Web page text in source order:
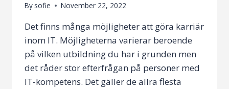
By sofie November 22, 2022
Det finns många möjligheter att göra karriär
inom IT. Möjligheterna varierar beroende
på vilken utbildning du har i grunden men
det råder stor efterfrågan på personer med
IT-kompetens. Det gäller de allra flesta